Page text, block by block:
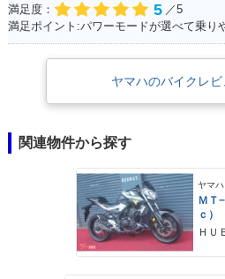
満足度：
5 ／5
満足ポイント:パワーモードが選べて乗り
ヤマハのバイクレビ
関連物件から探す
ヤマハ
ＭＴ
ｃ）
ＨＵ